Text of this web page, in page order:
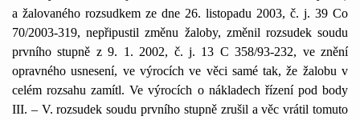
a žalovaného rozsudkem ze dne 26. listopadu 2003, č. j. 39 Co
70/2003-319, nepřipustil změnu žaloby, změnil rozsudek soudu
prvního stupně z 9. 1. 2002, č. j. 13 C 358/93-232, ve znění
opravného usnesení, ve výrocích ve věci samé tak, že žalobu v
celém rozsahu zamítl. Ve výrocích o nákladech řízení pod body
III. – V. rozsudek soudu prvního stupně zrušil a věc vrátil tomuto